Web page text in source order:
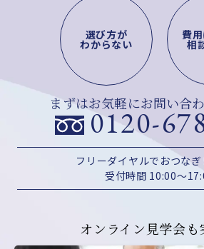
選び方が
わからない
まずはお気軽にお問い合
0120-
フリーダイヤルでおつな
受付時間 10:00～
費
相
オンライン見学会も